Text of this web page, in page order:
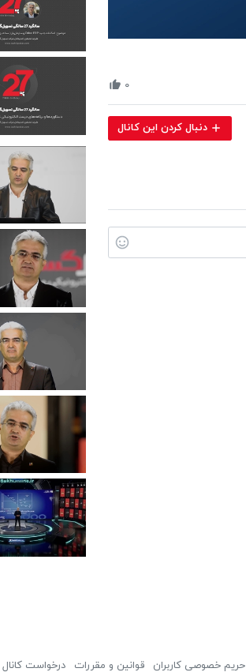
۰
دنبال کردن این کانال
حریم خصوصی کاربران قوانین و مقررات درخواست